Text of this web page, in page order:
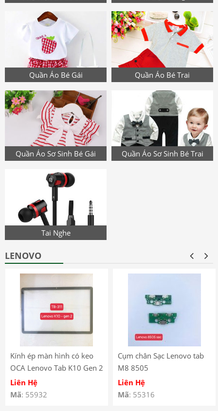
Quần Áo Bé Gái Quần Áo Bé Trai
Quần Áo Sơ Sinh Bé Gái Quần Áo Sơ Sinh Bé Trai
Tai Nghe
LENOVO
Kính ép màn hình có keo
OCA Lenovo Tab K10 Gen 2
(2025) – TB-311
Liên Hệ
Mã: 55932
Cụm chân Sạc Lenovo tab
M8 8505
Liên Hệ
Mã: 55316